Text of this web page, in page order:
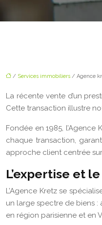
/ Services immobiliers / Agence
La récente vente d’un
Cette transaction illustre
Fondée en 1985,
chaque transaction,
approche client centrée
L’expertise et
L’Agence Kretz se
un large spectre de biens :
en région parisienne et en